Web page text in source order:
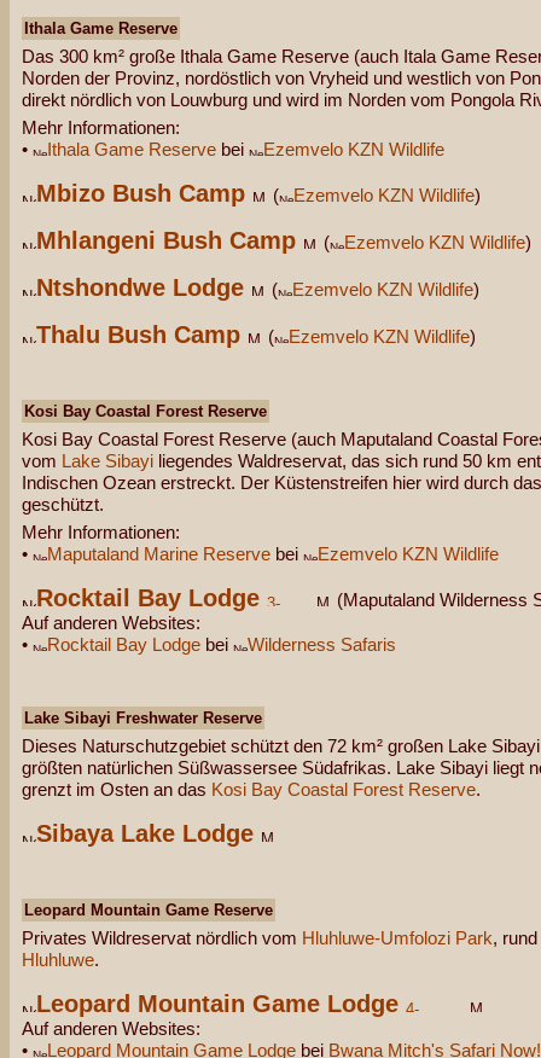
Ithala Game Reserve
Das 300 km² große Ithala Game Reserve (auch Itala Game
Norden der Provinz, nordöstlich von Vryheid und westlich von
direkt nördlich von Louwburg und wird im Norden vom Pongola
Mehr Informationen:
•
Ithala Game Reserve bei Ezemvelo KZN Wildlife
Mbizo Bush Camp ( Ezemvelo KZN Wildlife)
Mhlangeni Bush Camp ( Ezemvelo KZN Wildlife)
Ntshondwe Lodge ( Ezemvelo KZN Wildlife)
Thalu Bush Camp ( Ezemvelo KZN Wildlife)
Kosi Bay Coastal Forest Reserve
Kosi Bay Coastal Forest Reserve (auch Maputaland Coastal
vom Lake Sibayi liegendes Waldreservat, das sich rund 50 km
Indischen Ozean erstreckt. Der Küstenstreifen hier wird durch
geschützt.
Mehr Informationen:
•
Maputaland Marine Reserve bei Ezemvelo KZN Wildlife
Rocktail Bay Lodge
(Maputaland Wilderness
Auf anderen Websites:
•
Rocktail Bay Lodge bei Wilderness Safaris
Lake Sibayi Freshwater Reserve
Dieses Naturschutzgebiet schützt den 72 km² großen Lake
größten natürlichen Süßwassersee Südafrikas. Lake Sibayi liegt
grenzt im Osten an das Kosi Bay Coastal Forest Reserve.
Sibaya Lake Lodge
Leopard Mountain Game Reserve
Privates Wildreservat nördlich vom Hluhluwe-Umfolozi Park,
Hluhluwe.
Leopard Mountain Game Lodge
Auf anderen Websites:
•
Leopard Mountain Game Lodge bei Bwana Mitch's Safari Now!